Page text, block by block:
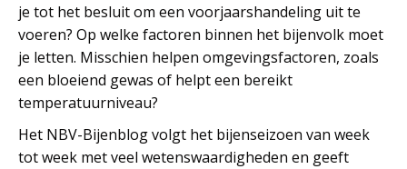
je tot het besluit om een voorjaarshandeling uit te
voeren? Op welke factoren binnen het bijenvolk moet
je letten. Misschien helpen omgevingsfactoren, zoals
een bloeiend gewas of helpt een bereikt
temperatuurniveau?
Het NBV-Bijenblog volgt het bijenseizoen van week
tot week met veel wetenswaardigheden en geeft